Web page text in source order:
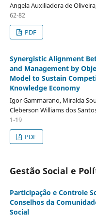
Angela Auxiliadora de
62-82
PDF
Synergistic Alignment
and Management by
Model to Sustain
Knowledge Economy
Igor Gammarano, Miralda
Cleberson Williams dos
1-19
PDF
Gestão Social e
Participação e Controle
Conselhos da
Social